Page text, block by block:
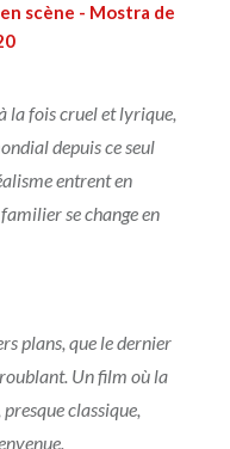
scène - Mostra de
la fois cruel et lyrique,
depuis ce seul
entrent en
se change en
plans, que le dernier
Un film où la
classique,